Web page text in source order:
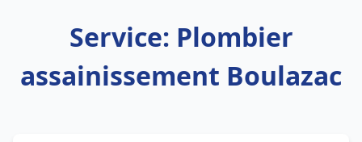
Service: Plombier
assainissement Boulazac